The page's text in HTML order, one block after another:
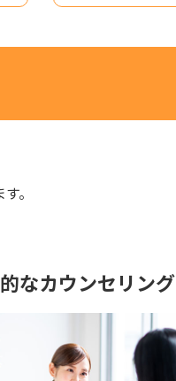
。
なカウンセリング